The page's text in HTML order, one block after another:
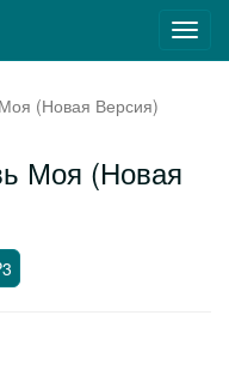
(Новая Версия)
Моя (Новая